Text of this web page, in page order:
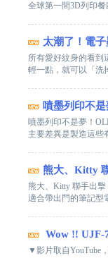
全球第一間3D列印
太潮了！電
所有愛好紋身的看到
輕一點，就可以「洗
噴墨列印不
噴墨列印不是夢！
主要差異是製造這些
熊大、Kitty
熊大、Kitty 聯手出擊
適合帶出門的筆記型
Wow !! UJF-
▼影片取自